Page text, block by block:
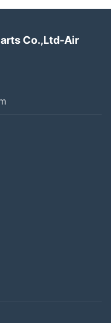
Co.,Ltd-Air